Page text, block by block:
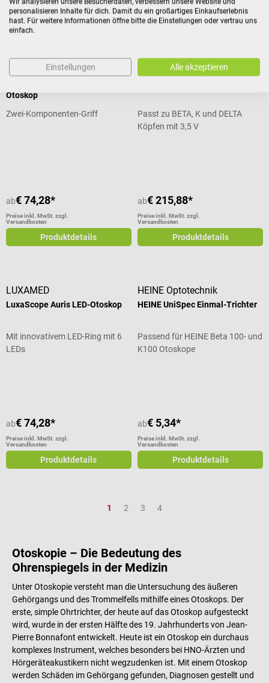
Produktdetails Produktdetails
LUXAMED
Otoskop
Zwei-Komponenten-Griff
ab€ 74,28*
Preise inkl. MwSt. zzgl.
Versandkosten
Produktdetails
HEINE Optotechnik
Passt zu BETA, K und DELTA
Köpfen mit 3,5 V
ab€ 215,88*
Preise inkl. MwSt. zzgl.
Versandkosten
Produktdetails
LUXAMED
LuxaScope Auris LED-Otoskop
Mit innovativem LED-Ring mit 6
LEDs
ab€ 74,28*
Preise inkl. MwSt. zzgl.
Versandkosten
Produktdetails
HEINE Optotechnik
HEINE UniSpec Einmal-Trichter
Passend für HEINE Beta 100- und
K100 Otoskope
ab€ 5,34*
Preise inkl. MwSt. zzgl.
Versandkosten
Produktdetails
Seite
1 Seite
2 Seite
3 Seite
4
Otoskopie – Die Bedeutung des
Ohrenspiegels in der Medizin
Unter Otoskopie versteht man die Untersuchung des äußeren
Gehörgangs und des Trommelfells mithilfe eines Otoskops. Der
erste, simple Ohrtrichter, der heute auf das Otoskop aufgesteckt
wird, wurde in der ersten Hälfte des 19. Jahrhunderts von Jean-
Pierre Bonnafont entwickelt. Heute ist ein Otoskop ein durchaus
komplexes Instrument, welches besonders bei HNO-Ärzten und
Hörgeräteakustikern nicht wegzudenken ist. Mit einem Otoskop
werden Schäden im Gehörgang gefunden, Diagnosen gestellt und
personalisieren Inhalte für dich. Damit du ein großartiges Einkaufserlebnis
hast. Für weitere Informationen öffne bitte die Einstellungen oder vertrau uns
einfach.
Einstellungen Alle akzeptieren